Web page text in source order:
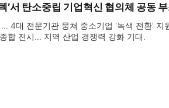
’서 탄소중립 기업혁신 협의체 공동
4대 전문기관 뭉쳐 중소기업 '녹색 전환' 지
합 전시… 지역 산업 경쟁력 강화 기대.